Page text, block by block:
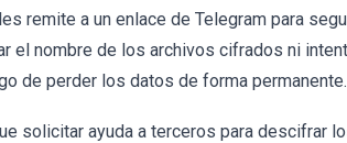
remite a un enlace de Telegram para
el nombre de los archivos cifrados ni
de perder los datos de forma permanente.
solicitar ayuda a terceros para descifrar